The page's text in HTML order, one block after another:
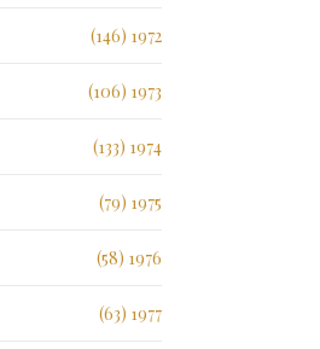
1972 (146)
1973 (106)
1974 (133)
1975 (79)
1976 (58)
1977 (63)